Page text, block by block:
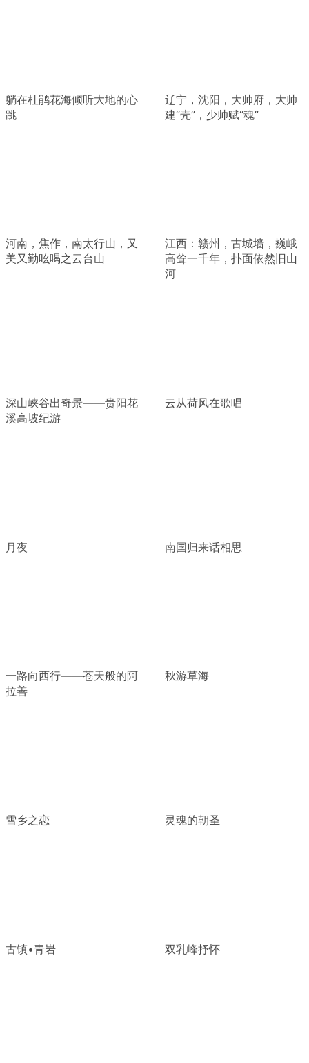
躺在杜鹃花海倾听大地的心
跳
辽宁，沈阳，大帅府，大帅
建“壳”，少帅赋“魂”
河南，焦作，南太行山，又
美又勤吆喝之云台山
江西：赣州，古城墙，巍峨
高耸一千年，扑面依然旧山
河
深山峡谷出奇景——贵阳花
溪高坡纪游
云从荷风在歌唱
月夜 南国归来话相思
一路向西行——苍天般的阿
拉善
秋游草海
雪乡之恋 灵魂的朝圣
古镇•青岩 双乳峰抒怀